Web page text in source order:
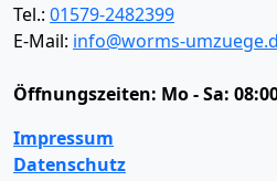
Tel.: 01579-2482399
E-Mail: info@worms-
Öffnungszeiten: Mo - Sa:
Impressum
Datenschutz